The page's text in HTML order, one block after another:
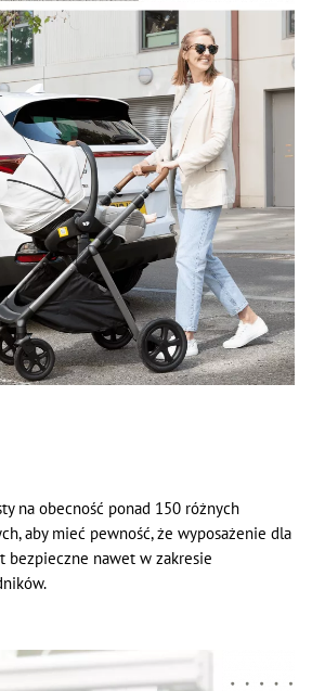
na obecność ponad 150 różnych
aby mieć pewność, że wyposażenie dla
bezpieczne nawet w zakresie